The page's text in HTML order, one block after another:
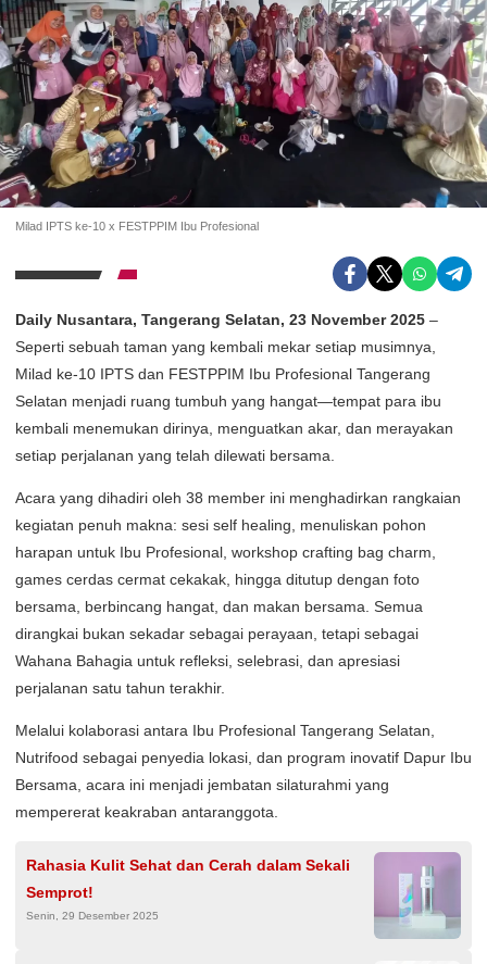
Milad IPTS ke-10 x FESTPPIM Ibu Profesional
Daily Nusantara, Tangerang Selatan, 23 November 2025 –
Seperti sebuah taman yang kembali mekar setiap musimnya,
Milad ke-10 IPTS dan FESTPPIM Ibu Profesional Tangerang
Selatan menjadi ruang tumbuh yang hangat—tempat para ibu
kembali menemukan dirinya, menguatkan akar, dan merayakan
setiap perjalanan yang telah dilewati bersama.
Acara yang dihadiri oleh 38 member ini menghadirkan rangkaian
kegiatan penuh makna: sesi self healing, menuliskan pohon
harapan untuk Ibu Profesional, workshop crafting bag charm,
games cerdas cermat cekakak, hingga ditutup dengan foto
bersama, berbincang hangat, dan makan bersama. Semua
dirangkai bukan sekadar sebagai perayaan, tetapi sebagai
Wahana Bahagia untuk refleksi, selebrasi, dan apresiasi
perjalanan satu tahun terakhir.
Melalui kolaborasi antara Ibu Profesional Tangerang Selatan,
Nutrifood sebagai penyedia lokasi, dan program inovatif Dapur Ibu
Bersama, acara ini menjadi jembatan silaturahmi yang
mempererat keakraban antaranggota.
Rahasia Kulit Sehat dan Cerah dalam Sekali
Semprot!
Senin, 29 Desember 2025